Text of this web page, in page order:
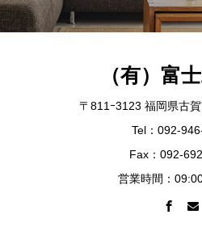
（有）富
〒811ｰ3123 福岡県古
Tel：092-
Fax：092-
営業時間：